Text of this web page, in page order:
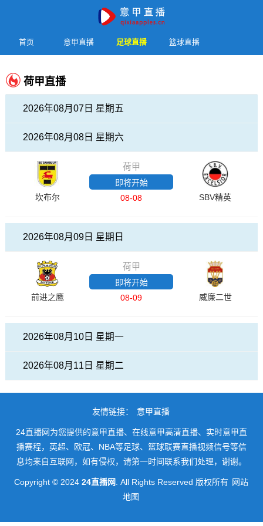
首页 意甲直播 足球直播 篮球直播
荷甲直播
2026年08月07日 星期五
2026年08月08日 星期六
坎布尔
荷甲
即将开始
08-08
SBV精英
2026年08月09日 星期日
前进之鹰
荷甲
即将开始
08-09
威廉二世
2026年08月10日 星期一
2026年08月11日 星期二
友情链接： 意甲直播
24直播网为您提供的意甲直播、在线意甲高清直播、实时意甲直
播赛程，英超、欧冠、NBA等足球、篮球联赛直播视频信号等信
息均来自互联网，如有侵权，请第一时间联系我们处理，谢谢。
Copyright © 202424直播网 . All Rights Reserved 版权所有 网站
地图